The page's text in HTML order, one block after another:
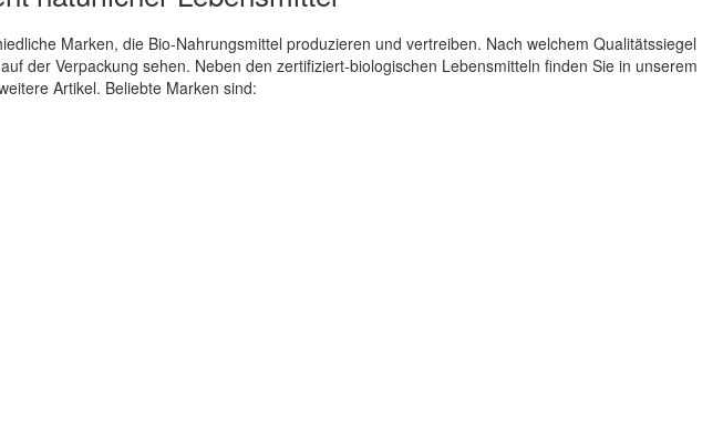
Marken, die Bio-Nahrungsmittel produzieren und vertreiben. Nach welchem Qualitätssiegel
der Verpackung sehen. Neben den zertifiziert-biologischen Lebensmitteln finden Sie in unserem
Artikel. Beliebte Marken sind: